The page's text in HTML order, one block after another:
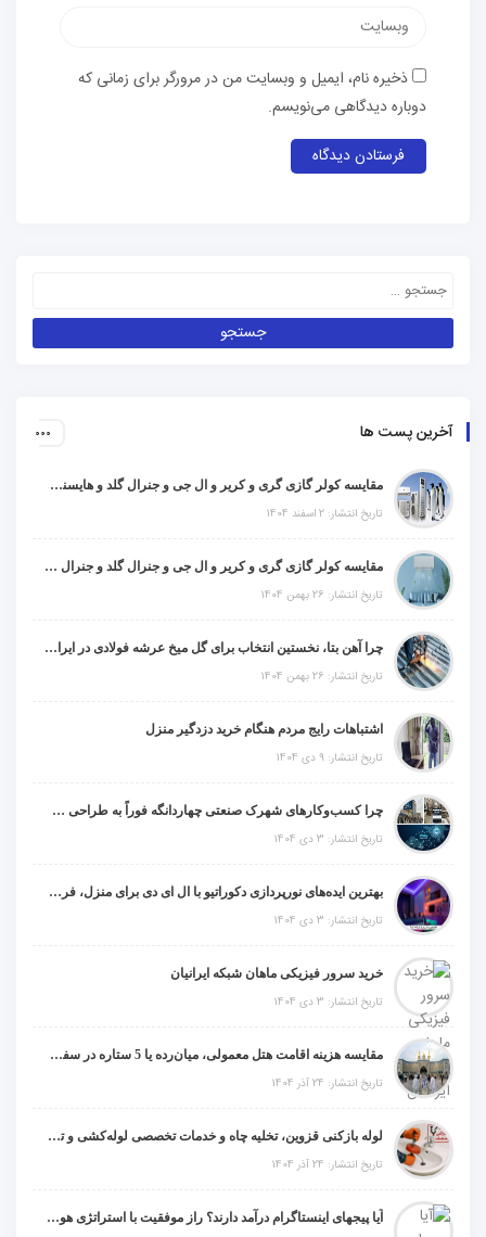
ذخیره نام، ایمیل و وبسایت من در مرورگر برای زمانی که
دوباره دیدگاهی می‌نویسم.
آخرین پست ها
مقایسه کولر گازی گری و کریر و ال جی و جنرال گلد و هایسنس و مدیا و اجنرال
تاریخ انتشار: 2 اسفند 1404
مقایسه کولر گازی گری و کریر و ال جی و جنرال گلد و جنرال شکار و سامسونگ و یونیوا
تاریخ انتشار: 26 بهمن 1404
چرا آهن بتا، نخستین انتخاب برای گل میخ عرشه فولادی در ایران است؟
تاریخ انتشار: 26 بهمن 1404
اشتباهات رایج مردم هنگام خرید دزدگیر منزل
تاریخ انتشار: 9 دی 1404
چرا کسب‌وکارهای شهرک صنعتی چهاردانگه فوراً به طراحی سایت نیاز دارند؟
تاریخ انتشار: 3 دی 1404
بهترین ایده‌های نورپردازی دکوراتیو با ال ای دی برای منزل، فروشگاه و دفتر کار
تاریخ انتشار: 3 دی 1404
خرید سرور فیزیکی ماهان شبکه ایرانیان
تاریخ انتشار: 3 دی 1404
مقایسه هزینه اقامت هتل معمولی، میان‌رده یا 5 ستاره در سفر زیارتی عراق
تاریخ انتشار: 24 آذر 1404
لوله بازکنی قزوین، تخلیه چاه و خدمات تخصصی لوله‌کشی و تشخیص ترکیدگی
تاریخ انتشار: 24 آذر 1404
آیا پیجهای اینستاگرام درآمد دارند؟ راز موفقیت با استراتژی هوشمندانه